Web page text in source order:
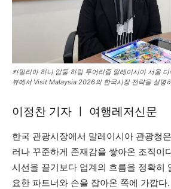
카밀리아 하니 압둘 하림 투어리즘 말레이시아 서울
뷰에서 Visit Malaysia 2026의 한국시장 전략을 설명
이정찬 기자 ㅣ 여행레저신문
한국 관광시장에서 말레이시아 관광청
러나 꾸준하게 존재감을 쌓아온 조직이
시선을 끌기보다 업계의 흐름을 정확히
요한 파트너와 손을 잡아온 쪽에 가깝